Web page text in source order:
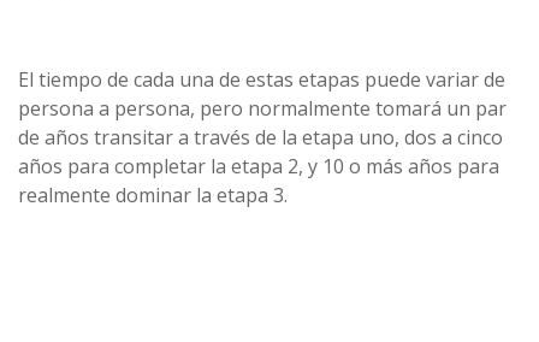
El tiempo de cada una de estas etapas puede variar de
persona a persona, pero normalmente tomará un par
de años transitar a través de la etapa uno, dos a cinco
años para completar la etapa 2, y 10 o más años para
realmente dominar la etapa 3.